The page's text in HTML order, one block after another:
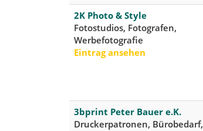
2K Photo & Style
Fotostudios, Fotografen,
Werbefotografie
Eintrag ansehen
3bprint Peter Bauer e.K.
Druckerpatronen, Bürobedarf,